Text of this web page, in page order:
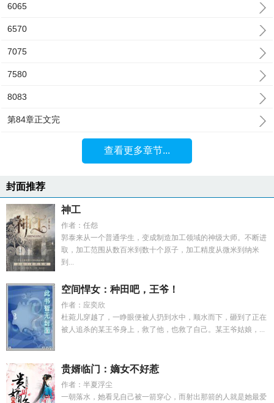
6065
6570
7075
7580
8083
第84章正文完
查看更多章节...
封面推荐
神工
作者：任怨
郭泰来从一个普通学生，变成制造加工领域的神级大师。不断进
取，加工范围从数百米到数十个原子，加工精度从微米到纳米
到...
空间悍女：种田吧，王爷！
作者：应奕欣
杜菀儿穿越了，一睁眼便被人扔到水中，顺水而下，砸到了正在
被人追杀的某王爷身上，救了他，也救了自己。某王爷姑娘，...
贵婿临门：嫡女不好惹
作者：半夏浮尘
一朝落水，她看见自己被一箭穿心，而射出那箭的人就是她最爱